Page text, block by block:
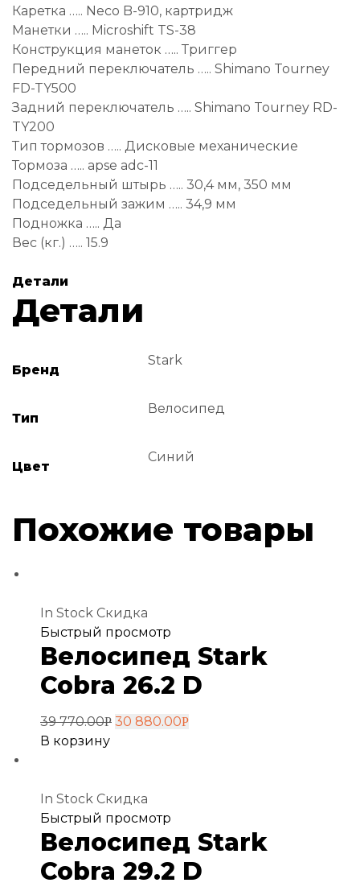
Каретка ….. Neco B-910, картридж
Манетки ….. Microshift TS-38
Конструкция манеток ….. Триггер
Передний переключатель ….. Shimano Tourney
FD-TY500
Задний переключатель ….. Shimano Tourney RD-
TY200
Тип тормозов ….. Дисковые механические
Тормоза ….. apse adc-11
Подседельный штырь ….. 30,4 мм, 350 мм
Подседельный зажим ….. 34,9 мм
Подножка ….. Да
Вес (кг.) ….. 15.9
Детали
Детали
Бренд
Stark
Тип
Велосипед
Цвет
Синий
Похожие товары
In Stock Скидка
Добавить
в
Быстрый просмотр
Велосипед Stark
Cobra 26.2 D
39 770.00Р 30 880.00Р
В корзину
In Stock Скидка
Добавить
в
Быстрый просмотр
Велосипед Stark
Cobra 29.2 D